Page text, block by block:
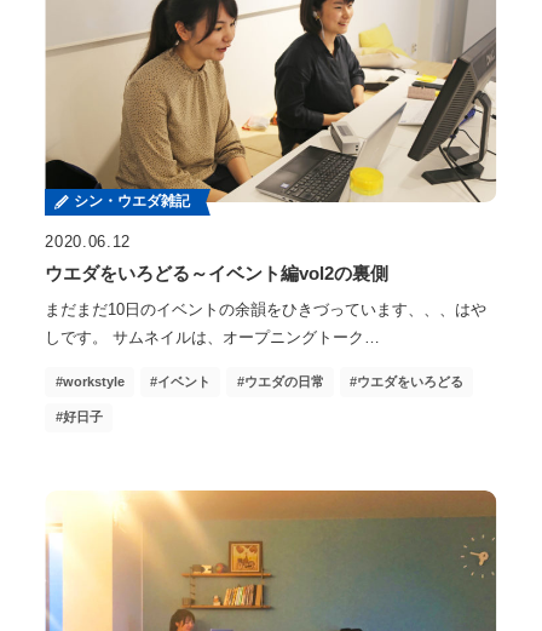
シン・ウエダ雑記
2020.06.12
ウエダをいろどる～イベント編vol2の裏側
まだまだ10日のイベントの余韻をひきづっています、、、はや
しです。 サムネイルは、オープニングトーク…
workstyle イベント ウエダの日常 ウエダをいろどる
好日子